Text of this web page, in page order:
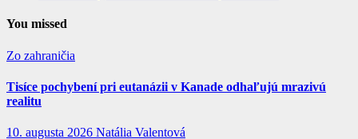
You missed
Zo zahraničia
Tisíce pochybení pri eutanázii v Kanade odhaľujú mrazivú
realitu
10. augusta 2026 Natália Valentová